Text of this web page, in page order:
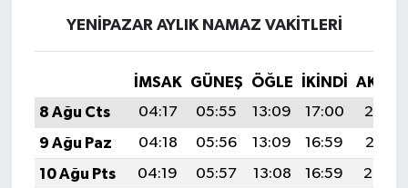
YENIPAZAR AYLIK NAMAZ VAKITLERI
İMSAK GÜNEŞ ÖĞLE İKINDI
8 Ağu Cts
04:17 05:55 13:09 17:00
20:12
9 Ağu Paz
04:18 05:56 13:09 16:59
20:11
10 Ağu Pts
04:19 05:57 13:08 16:59
20:10